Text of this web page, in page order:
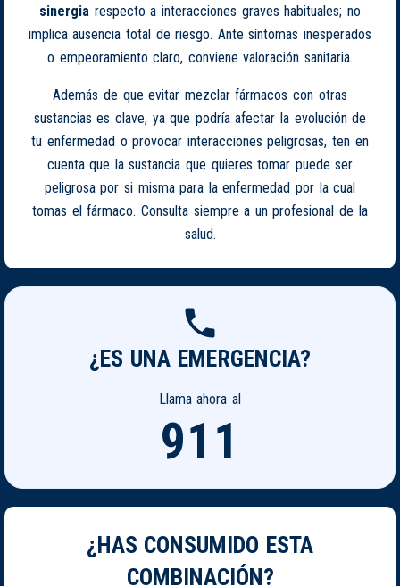
sinergia respecto a interacciones graves habituales; no
implica ausencia total de riesgo. Ante síntomas inesperados
o empeoramiento claro, conviene valoración sanitaria.
Además de que evitar mezclar fármacos con otras
sustancias es clave, ya que podría afectar la evolución de
tu enfermedad o provocar interacciones peligrosas, ten en
cuenta que la sustancia que quieres tomar puede ser
peligrosa por si misma para la enfermedad por la cual
tomas el fármaco. Consulta siempre a un profesional de la
salud.
¿ES UNA EMERGENCIA?
Llama ahora al
911
¿HAS CONSUMIDO ESTA
COMBINACIÓN?